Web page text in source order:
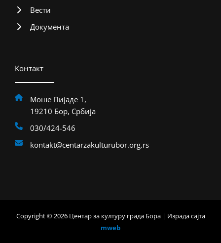
Вести
Документа
Контакт
Моше Пијаде 1,
19210 Бор, Србија
030/424-546
kontakt@centarzakulturubor.org.rs
Copyright © 2026 Центар за културу града Бора | Израда сајта
mweb